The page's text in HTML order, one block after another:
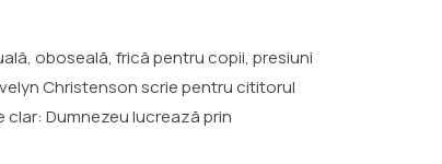
oboseală, frică pentru copii, presiuni
Christenson scrie pentru cititorul
Dumnezeu lucrează prin